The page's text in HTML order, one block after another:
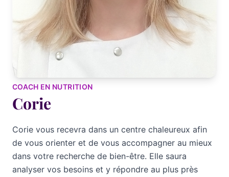
COACH EN NUTRITION
Corie
Corie vous recevra dans un centre chaleureux afin
de vous orienter et de vous accompagner au mieux
dans votre recherche de bien-être. Elle saura
analyser vos besoins et y répondre au plus près